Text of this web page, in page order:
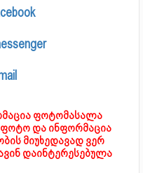
ფოტომასალა
ფოტო და ინფორმაცია
მიუხედავად ვერ
დაინტერესებულა